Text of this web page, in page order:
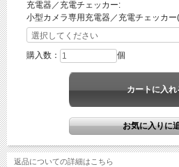
充電器／充電チェッカー:
小型カメラ専用充電器／充電チェッカー
購入数： 個
返品についての詳細はこちら